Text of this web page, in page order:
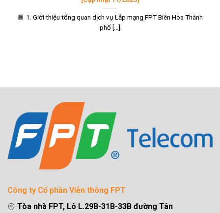
📘 1. Giới thiệu tổng quan dịch vụ Lắp mạng FPT Biên Hòa Thành
phố [...]
Công ty Cổ phần Viễn thông FPT
Tòa nhà FPT, Lô L.29B-31B-33B đường Tân